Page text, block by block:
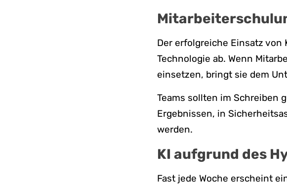
Der erfolgreiche Einsatz von
Technologie ab. Wenn
einsetzen, bringt sie dem
Teams sollten im Schreiben
Ergebnissen, in
werden.
KI aufgrund des
Fast jede Woche erscheint